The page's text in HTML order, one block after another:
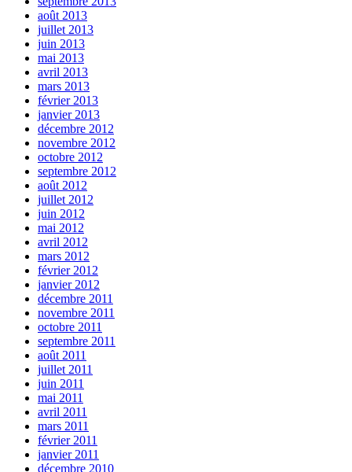
août 2013
juillet 2013
juin 2013
mai 2013
avril 2013
mars 2013
février 2013
janvier 2013
décembre 2012
novembre 2012
octobre 2012
septembre 2012
août 2012
juillet 2012
juin 2012
mai 2012
avril 2012
mars 2012
février 2012
janvier 2012
décembre 2011
novembre 2011
octobre 2011
septembre 2011
août 2011
juillet 2011
juin 2011
mai 2011
avril 2011
mars 2011
février 2011
janvier 2011
décembre 2010